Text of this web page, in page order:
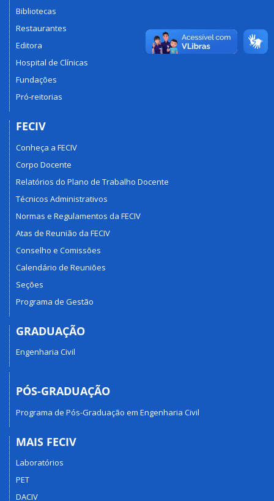
Bibliotecas
Restaurantes
Editora
Hospital de Clínicas
Fundações
Pró-reitorias
FECIV
Conheça a FECIV
Corpo Docente
Relatórios do Plano de Trabalho Docente
Técnicos Administrativos
Normas e Regulamentos da FECIV
Atas de Reunião da FECIV
Conselho e Comissões
Calendário de Reuniões
Seções
Programa de Gestão
GRADUAÇÃO
Engenharia Civil
PÓS-GRADUAÇÃO
Programa de Pós-Graduação em Engenharia Civil
MAIS FECIV
Laboratórios
PET
DACIV